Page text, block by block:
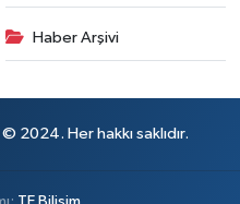
Haber Arşivi
2024. Her hakkı saklıdır.